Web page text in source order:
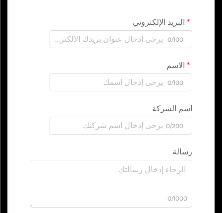
البريد الإلكتروني
0/100
الاسم
0/100
اسم الشركة
0/200
رسالة
0/1000